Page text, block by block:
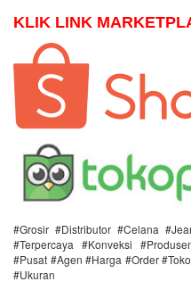
KLIK LINK
#Grosir #Distributor #Celana
#Terpercaya #Konveksi
#Pusat #Agen #Harga #Order
#Ukuran